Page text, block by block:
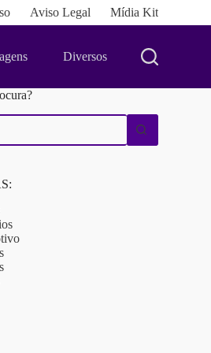
Aviso Legal Mídia Kit
Diversos